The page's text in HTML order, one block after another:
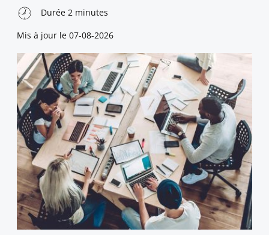
Durée 2 minutes
Mis à jour le 07-08-2026